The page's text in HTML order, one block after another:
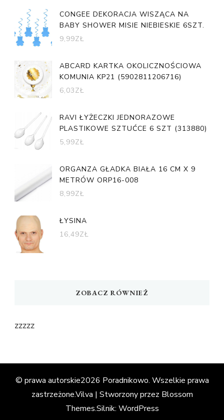
CONGEE DEKORACJA WISZĄCA NA
BABY SHOWER MISIE NIEBIESKIE 6SZT.
9,99ZŁ
ABCARD KARTKA OKOLICZNOŚCIOWA
KOMUNIA KP21 (5902811206716)
6,03ZŁ
RAVI ŁYŻECZKI JEDNORAZOWE
PLASTIKOWE SZTUĆCE 6 SZT (313880)
5,99ZŁ
ORGANZA GŁADKA BIAŁA 16 CM X 9
METRÓW ORP16-008
8,99ZŁ
ŁYSINA
16,49ZŁ
ZOBACZ RÓWNIEŻ
zzzzz
© prawa autorskie2026 Poradnikowo. Wszelkie prawa
zastrzeżone.Vilva | Stworzony przez Blossom
Themes.Silnik: WordPress